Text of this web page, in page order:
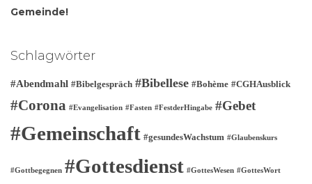
Gemeinde!
Schlagwörter
#Abendmahl #Bibelgespräch #Bibellese #Bohème #CGHAusblick
#Corona #Evangelisation #Fasten #FestderHingabe #Gebet
#Gemeinschaft #gesundesWachstum #Glaubenskurs
#Gottbegegnen #Gottesdienst #GottesWesen #GottesWort